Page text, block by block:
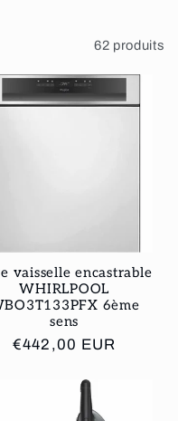
62 produits
vaisselle encastrable
WHIRLPOOL
6ème
sens
Prix
€442,00 EUR